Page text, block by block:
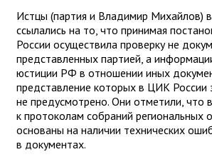
Истцы (партия и Владимир Михайлов)
ссылались на то, что принимая
России осуществила проверку не
представленных партией, а
юстиции РФ в отношении иных
представление которых в ЦИК России
не предусмотрено. Они отметили, что
к протоколам собраний региональных
основаны на наличии технических
в документах.